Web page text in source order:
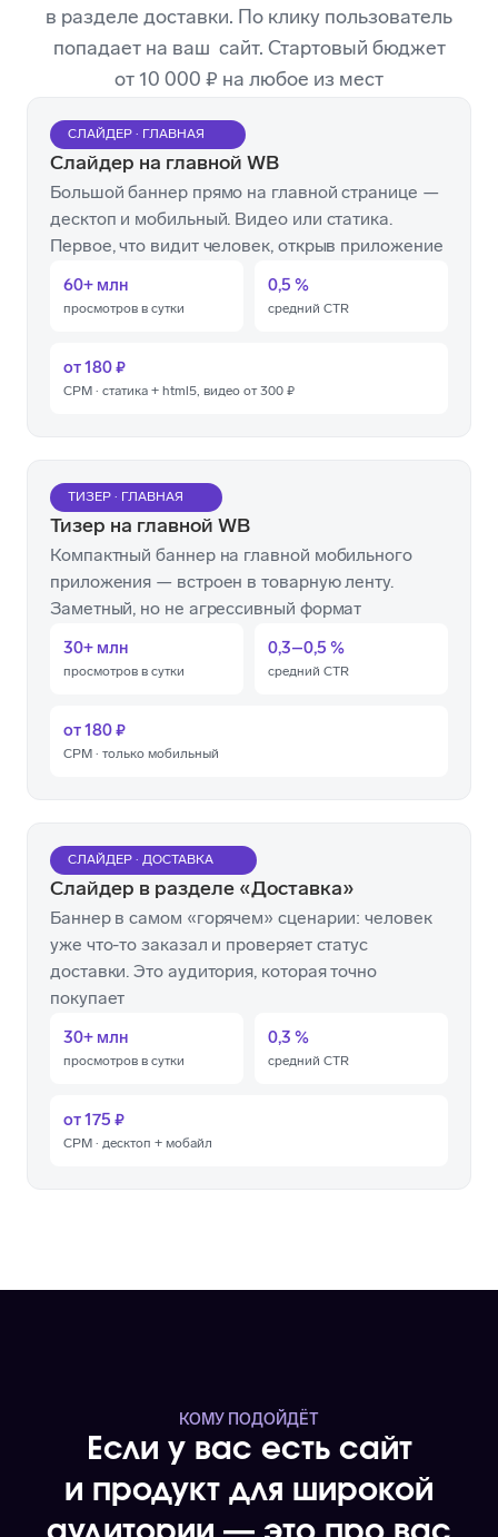
в разделе доставки. По клику пользователь
попадает на ваш сайт. Стартовый бюджет
от 10 000 ₽ на любое из мест
СЛАЙДЕР · ГЛАВНАЯ
Слайдер на главной WB
Большой баннер прямо на главной странице —
десктоп и мобильный. Видео или статика.
Первое, что видит человек, открыв приложение
60+ млн
просмотров в сутки
0,5 %
средний CTR
от 180 ₽
CPM · статика + html5, видео от 300 ₽
ТИЗЕР · ГЛАВНАЯ
Тизер на главной WB
Компактный баннер на главной мобильного
приложения — встроен в товарную ленту.
Заметный, но не агрессивный формат
30+ млн
просмотров в сутки
0,3–0,5 %
средний CTR
от 180 ₽
CPM · только мобильный
СЛАЙДЕР · ДОСТАВКА
Слайдер в разделе «Доставка»
Баннер в самом «горячем» сценарии: человек
уже что-то заказал и проверяет статус
доставки. Это аудитория, которая точно
покупает
30+ млн
просмотров в сутки
0,3 %
средний CTR
от 175 ₽
CPM · десктоп + мобайл
КОМУ ПОДОЙДЁТ
Если у вас есть сайт
и продукт для широкой